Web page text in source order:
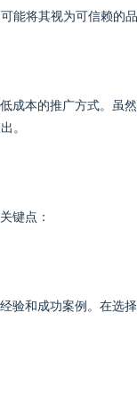
能将其视为可信赖的
成本的推广方式。虽
。
键点：
验和成功案例。在选